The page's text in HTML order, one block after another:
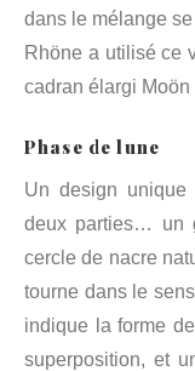
dans le mélange
Rhöne a utilisé ce
cadran élargi Moön
Phase de lune
Un design
deux parties… un
cercle de nacre
tourne dans le
indique la forme
superposition, et